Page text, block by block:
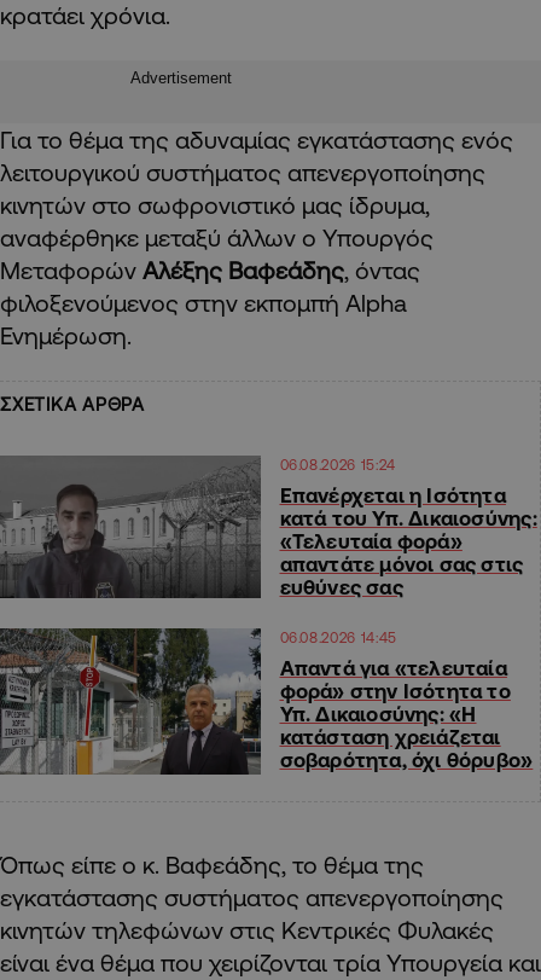
κρατάει χρόνια.
Advertisement
Για το θέμα της αδυναμίας εγκατάστασης ενός
λειτουργικού συστήματος απενεργοποίησης
κινητών στο σωφρονιστικό μας ίδρυμα,
αναφέρθηκε μεταξύ άλλων ο Υπουργός
Μεταφορών Αλέξης Βαφεάδης, όντας
φιλοξενούμενος στην εκπομπή Alpha
Ενημέρωση.
ΣΧΕΤΙΚΑ ΑΡΘΡΑ
06.08.2026 15:24
Επανέρχεται η Ισότητα
κατά του Υπ. Δικαιοσύνης:
«Τελευταία φορά»
απαντάτε μόνοι σας στις
ευθύνες σας
06.08.2026 14:45
Απαντά για «τελευταία
φορά» στην Ισότητα το
Υπ. Δικαιοσύνης: «Η
κατάσταση χρειάζεται
σοβαρότητα, όχι θόρυβο»
Όπως είπε ο κ. Βαφεάδης, το θέμα της
εγκατάστασης συστήματος απενεργοποίησης
κινητών τηλεφώνων στις Κεντρικές Φυλακές
είναι ένα θέμα που χειρίζονται τρία Υπουργεία και